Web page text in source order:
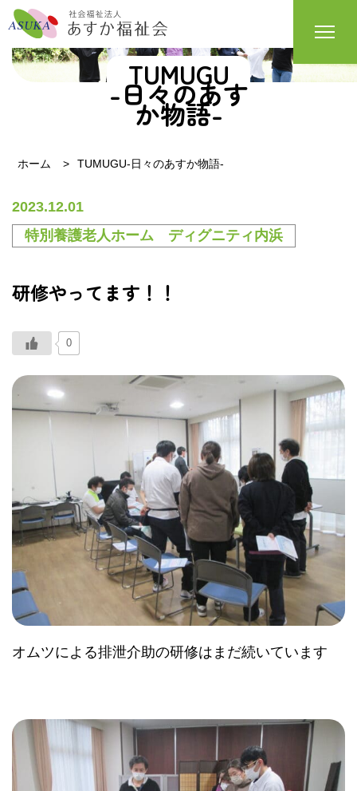
TUMUGU
-日々のあす
か物語-
ホーム TUMUGU-日々のあすか物語-
2023.12.01
特別養護老人ホーム ディグニティ内浜
研修やってます！！
0
オムツによる排泄介助の研修はまだ続いています